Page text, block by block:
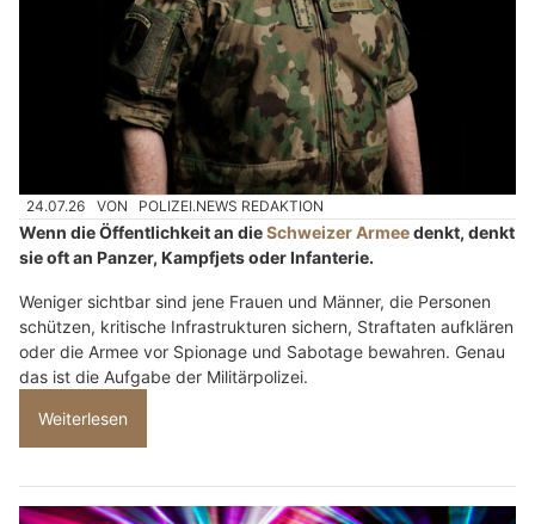
24.07.26 VON POLIZEI.NEWS REDAKTION
Wenn die Öffentlichkeit an dieSchweizer Armeedenkt, denkt
sie oft an Panzer, Kampfjets oder Infanterie.
Weniger sichtbar sind jene Frauen und Männer, die Personen
schützen, kritische Infrastrukturen sichern, Straftaten aufklären
oder die Armee vor Spionage und Sabotage bewahren. Genau
das ist die Aufgabe der Militärpolizei.
Weiterlesen